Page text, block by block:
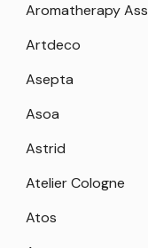
Aromatherapy
Artdeco
Asepta
Asoa
Astrid
Atelier Cologne
Atos